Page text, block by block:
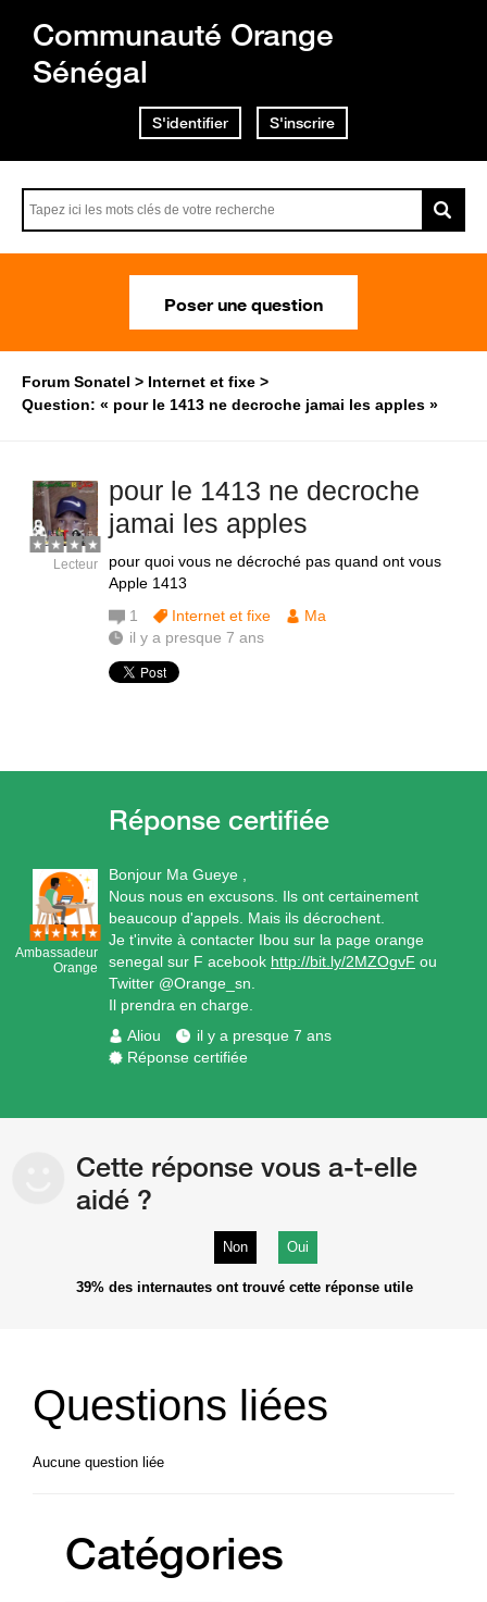
Communauté Orange
Sénégal
S'identifier S'inscrire
Poser une question
Forum Sonatel
Internet et fixe
Question: « pour le 1413 ne decroche jamai les apples »
pour le 1413 ne decroche
jamai les apples
pour quoi vous ne décroché pas quand ont vous
Apple 1413
Lecteur
1 Internet et fixe
Ma
il y a presque 7 ans
Ambassadeur
Orange
Bonjour Ma Gueye ,
Nous nous en excusons. Ils ont certainement
beaucoup d'appels. Mais ils décrochent.
Je t'invite à contacter Ibou sur la page orange
senegal sur F acebook http://bit.ly/2MZOgvF ou
Twitter @Orange_sn.
Il prendra en charge.
Aliou
il y a presque 7 ans
Réponse certifiée
Cette réponse vous a-t-elle
aidé ?
Non Oui
39% des internautes ont trouvé cette réponse utile
Questions liées
Aucune question liée
Catégories